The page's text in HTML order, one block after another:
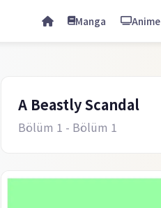
Manga Anime
A Beastly Scandal
Bölüm 1 - Bölüm 1